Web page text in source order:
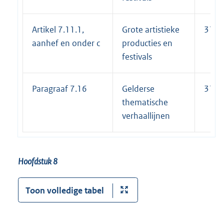
Artikel 7.11.1,
aanhef en onder c
Grote artistieke
producties en
festivals
31-
Paragraaf 7.16
Gelderse
thematische
verhaallijnen
31-
Hoofdstuk 8
Toon volledige tabel